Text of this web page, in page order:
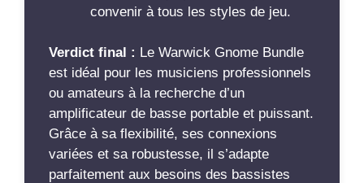
convenir à tous les styles de jeu.
Verdict final : Le Warwick Gnome Bundle
est idéal pour les musiciens professionnels
ou amateurs à la recherche d’un
amplificateur de basse portable et puissant.
Grâce à sa flexibilité, ses connexions
variées et sa robustesse, il s’adapte
parfaitement aux besoins des bassistes